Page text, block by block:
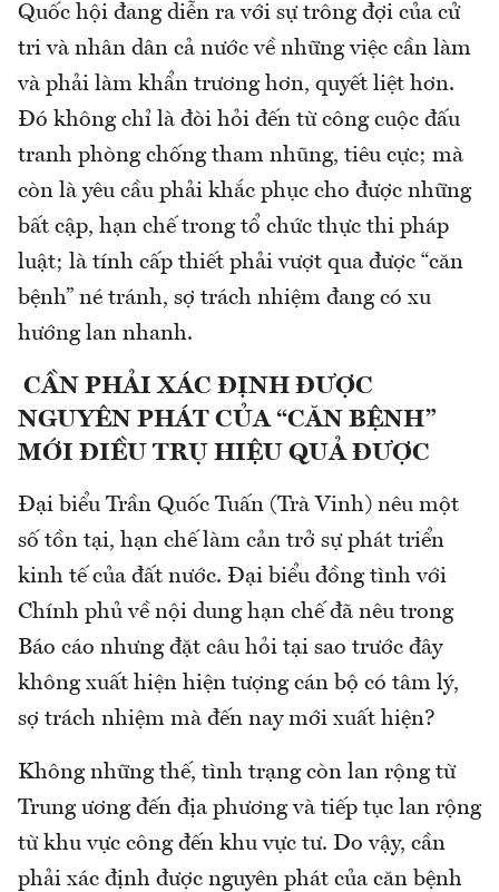
Quốc hội đang diễn ra với sự trông đợi của cử
tri và nhân dân cả nước về những việc cần làm
và phải làm khẩn trương hơn, quyết liệt hơn.
Đó không chỉ là đòi hỏi đến từ công cuộc đấu
tranh phòng chống tham nhũng, tiêu cực; mà
còn là yêu cầu phải khắc phục cho được những
bất cập, hạn chế trong tổ chức thực thi pháp
luật; là tính cấp thiết phải vượt qua được “căn
bệnh” né tránh, sợ trách nhiệm đang có xu
hướng lan nhanh.
CẦN PHẢI XÁC ĐỊNH ĐƯỢC
NGUYÊN PHÁT CỦA “CĂN BỆNH”
MỚI ĐIỀU TRỤ HIỆU QUẢ ĐƯỢC
Đại biểu Trần Quốc Tuấn (Trà Vinh) nêu một
số tồn tại, hạn chế làm cản trở sự phát triển
kinh tế của đất nước. Đại biểu đồng tình với
Chính phủ về nội dung hạn chế đã nêu trong
Báo cáo nhưng đặt câu hỏi tại sao trước đây
không xuất hiện hiện tượng cán bộ có tâm lý,
sợ trách nhiệm mà đến nay mới xuất hiện?
Không những thế, tình trạng còn lan rộng từ
Trung ương đến địa phương và tiếp tục lan rộng
từ khu vực công đến khu vực tư. Do vậy, cần
phải xác định được nguyên phát của căn bệnh